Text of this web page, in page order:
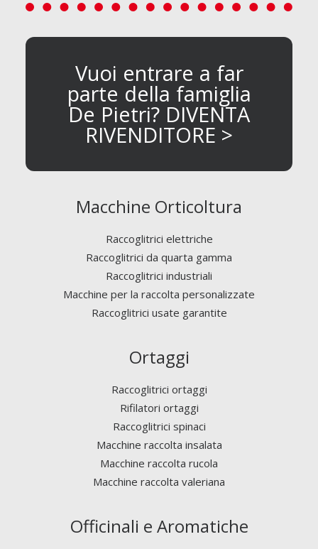
Vuoi entrare a far
parte della famiglia
De Pietri? DIVENTA
RIVENDITORE >
Macchine Orticoltura
Raccoglitrici elettriche
Raccoglitrici da quarta gamma
Raccoglitrici industriali
Macchine per la raccolta personalizzate
Raccoglitrici usate garantite
Ortaggi
Raccoglitrici ortaggi
Rifilatori ortaggi
Raccoglitrici spinaci
Macchine raccolta insalata
Macchine raccolta rucola
Macchine raccolta valeriana
Officinali e Aromatiche